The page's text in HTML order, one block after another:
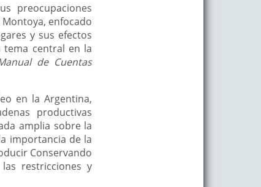
preocupaciones
enfocado
y sus efectos
central en la
de Cuentas
en la Argentina,
productivas
amplia sobre la
importancia de la
Conservando
restricciones y